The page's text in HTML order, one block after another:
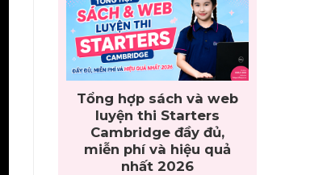
Tổng hợp sách và web
luyện thi Starters
Cambridge đầy đủ,
miễn phí và hiệu quả
nhất 2026